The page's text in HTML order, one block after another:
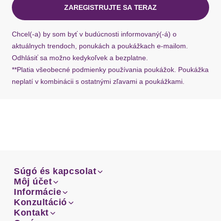
ZAREGISTRUJTE SA TERAZ
Chcel(-a) by som byť v budúcnosti informovaný(-á) o
aktuálnych trendoch, ponukách a poukážkach e-mailom.
Odhlásiť sa možno kedykoľvek a bezplatne.
**Platia všeobecné podmienky používania poukážok. Poukážka
neplatí v kombinácii s ostatnými zľavami a poukážkami.
Súgó és kapcsolat
Email
Facebook
Súgó és kapcsolat
Email
Môj účet
Prehľad objednávok
Môj účet
Prehľad objednávok
Informácie
Doprava
Informácie
Konzultáció
Sprievodca-veľkosťami
Konzultáció
Kontakt